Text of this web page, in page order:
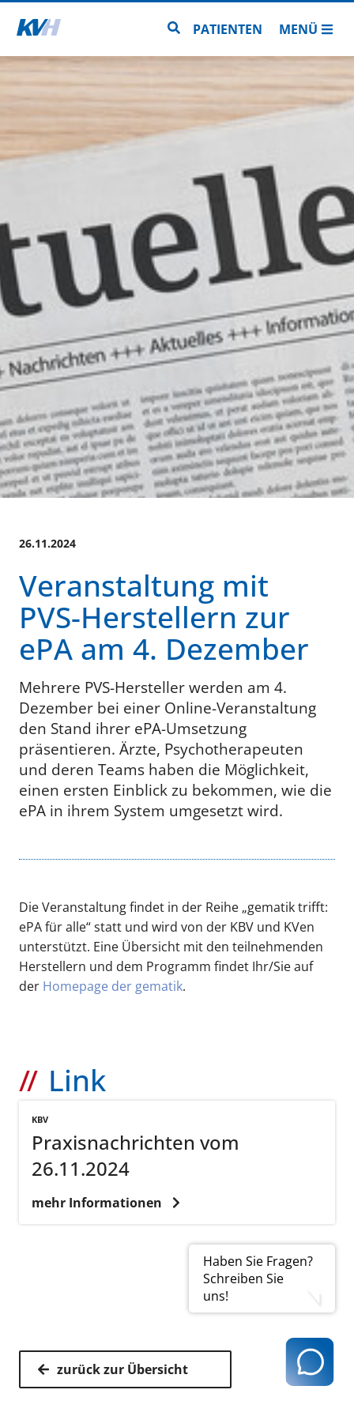
Zur Startseite Zur Seitensuche
PATIENTEN MENÜ
Haben Sie Fragen?
Schreiben Sie
uns!
26.11.2024
Veranstaltung mit
PVS-Herstellern zur
ePA am 4. Dezember
Mehrere PVS-Hersteller werden am 4.
Dezember bei einer Online-Veranstaltung
den Stand ihrer ePA-Umsetzung
präsentieren. Ärzte, Psychotherapeuten
und deren Teams haben die Möglichkeit,
einen ersten Einblick zu bekommen, wie die
ePA in ihrem System umgesetzt wird.
Die Veranstaltung findet in der Reihe „gematik trifft:
ePA für alle“ statt und wird von der KBV und KVen
unterstützt. Eine Übersicht mit den teilnehmenden
Herstellern und dem Programm findet Ihr/Sie auf
der Homepage der gematik.
Link
KBV
Praxisnachrichten vom
26.11.2024
mehr Informationen
zurück zur Übersicht